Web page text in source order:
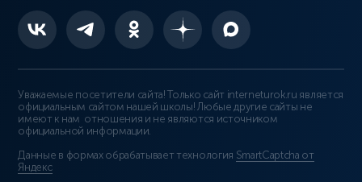
Уважаемые посетители сайта! Только сайт interneturok.ru является
официальным сайтом нашей школы! Любые другие сайты не
имеют к нам отношения и не являются источником
официальной информации.
Данные в формах обрабатывает технология SmartCaptcha от
Яндекс